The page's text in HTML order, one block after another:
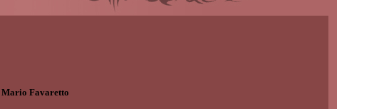
Mario Favaretto